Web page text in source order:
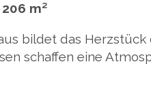
206 m²
bildet das
schaffen eine